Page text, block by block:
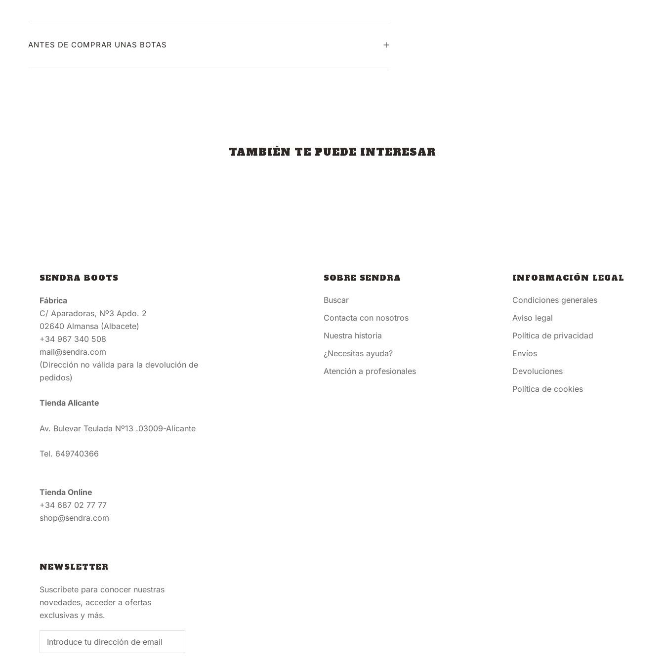
ANTES DE COMPRAR UNAS BOTAS
TAMBIÉN TE PUEDE INTERESAR
SENDRA BOOTS
Fábrica
C/ Aparadoras, Nº3 Apdo. 2
02640 Almansa (Albacete)
+34 967 340 508
mail@sendra.com
(Dirección no válida para la devolución de
pedidos)
Tienda Alicante
Av. Bulevar Teulada Nº13 .03009-Alicante
Tel. 649740366
Tienda Online
+34 687 02 77 77
shop@sendra.com
SOBRE SENDRA
Buscar
Contacta con nosotros
Nuestra historia
¿Necesitas ayuda?
Atención a profesionales
INFORMACIÓN LEGAL
Condiciones generales
Aviso legal
Política de privacidad
Envíos
Devoluciones
Política de cookies
NEWSLETTER
Suscríbete para conocer nuestras
novedades, acceder a ofertas
exclusivas y más.